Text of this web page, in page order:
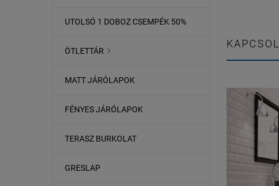
UTOLSÓ 1 DOBOZ CSEMPÉK 50%
ÖTLETTÁR 
MATT JÁRÓLAPOK
FÉNYES JÁRÓLAPOK
TERASZ BURKOLAT
GRESLAP